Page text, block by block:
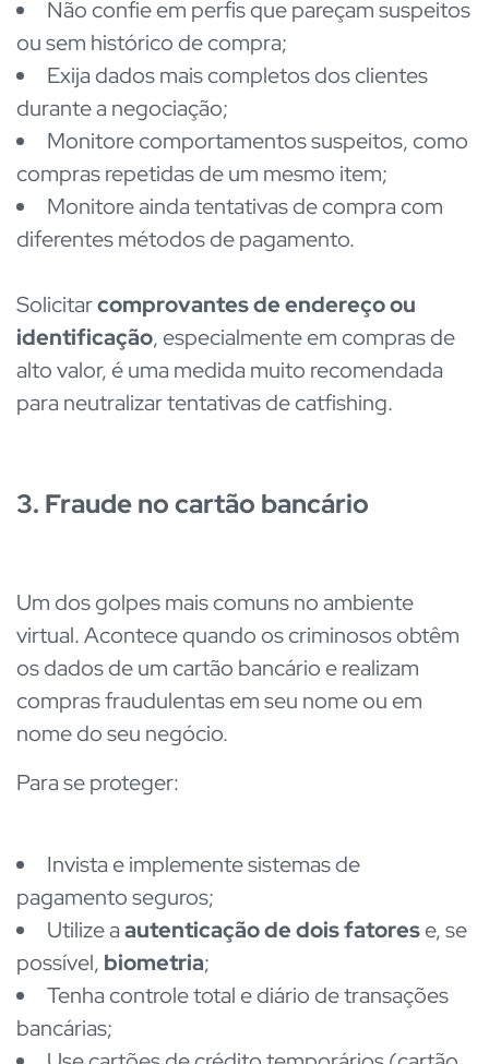
Não confie em perfis que pareçam suspeitos
ou sem histórico de compra;
Exija dados mais completos dos clientes
durante a negociação;
Monitore comportamentos suspeitos, como
compras repetidas de um mesmo item;
Monitore ainda tentativas de compra com
diferentes métodos de pagamento.
Solicitarcomprovantes de endereço ou
identificação, especialmente em compras de
alto valor, é uma medida muito recomendada
para neutralizar tentativas de catfishing.
3. Fraude no cartão bancário
Um dos golpes mais comuns no ambiente
virtual. Acontece quando os criminosos obtêm
os dados de um cartão bancário e realizam
compras fraudulentas em seu nome ou em
nome do seu negócio.
Para se proteger:
Invista e implemente sistemas de
pagamento seguros;
Utilize aautenticação de dois fatorese, se
possível, biometria;
Tenha controle total e diário de transações
bancárias;